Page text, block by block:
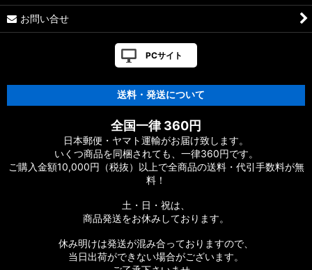
お問い合せ
PCサイト
送料・発送について
全国一律 360円
日本郵便・ヤマト運輸がお届け致します。
いくつ商品を同梱されても、一律360円です。
ご購入金額10,000円（税抜）以上で全商品の送料・代引手数料が無
料！
土・日・祝は、
商品発送をお休みしております。
休み明けは発送が混み合っておりますので、
当日出荷ができない場合がございます。